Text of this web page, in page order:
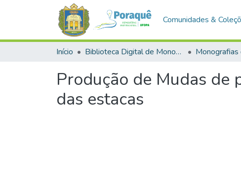
Comunidades &
Início Biblioteca Digital de Monografias (BDM) Monografias
Produção de Mudas de
das estacas